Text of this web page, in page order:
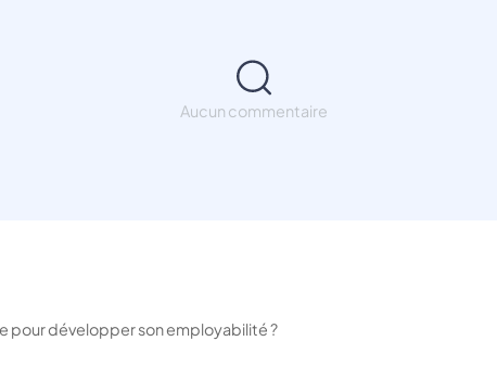
Aucun commentaire
pour développer son employabilité ?